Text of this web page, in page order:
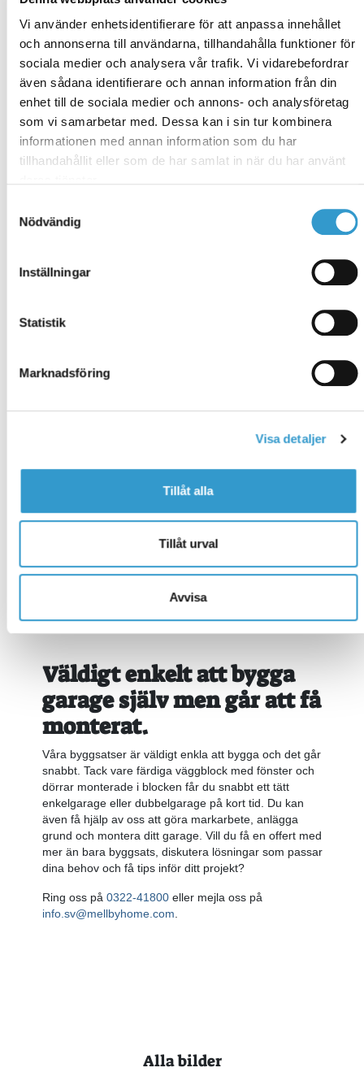
Vi använder enhetsidentifierare för att anpassa innehållet
och annonserna till användarna, tillhandahålla funktioner för
sociala medier och analysera vår trafik. Vi vidarebefordrar
även sådana identifierare och annan information från din
enhet till de sociala medier och annons- och analysföretag
som vi samarbetar med. Dessa kan i sin tur kombinera
informationen med annan information som du har
tillhandahållit eller som de har samlat in när du har använt
Nödvändig
Inställningar
Statistik
Marknadsföring
Visa detaljer
Tillåt alla
Tillåt urval
Avvisa
Antal och mått enligt planritning.
Levereras monterade i väggblock med
utvändiga smygar, foder och plåtar.
Takskjutport med portmotor antal och storlek
Färdigpanelade gavelspetsar.
Fribärande, CE-märkta fackverkstakstolar med
öppna takfötter.
Yttertak består av underlagstak av frihängande
Sylltätning.
Spik, skruv och infästningsbeslag.
montage kostar?
Väldigt enkelt att bygga
garage själv men går att få
monterat.
Våra byggsatser är väldigt enkla att bygga och det går
snabbt. Tack vare färdiga väggblock med fönster och
dörrar monterade i blocken får du snabbt ett tätt
enkelgarage eller dubbelgarage på kort tid. Du kan
även få hjälp av oss att göra markarbete, anlägga
grund och montera ditt garage. Vill du få en offert med
mer än bara byggsats, diskutera lösningar som passar
dina behov och få tips inför ditt projekt?
Ring oss på 0322-41800eller mejla oss på
info.sv@mellbyhome.com
Alla bilder